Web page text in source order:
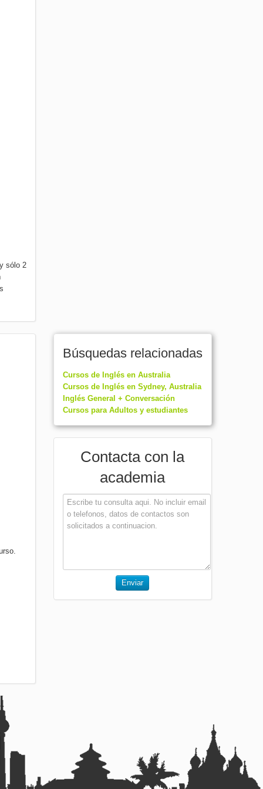
sólo 2
Búsquedas relacionadas
Cursos de Inglés en Australia
Cursos de Inglés en Sydney, Australia
Inglés General + Conversación
Cursos para Adultos y estudiantes
Contacta con la
academia
Enviar